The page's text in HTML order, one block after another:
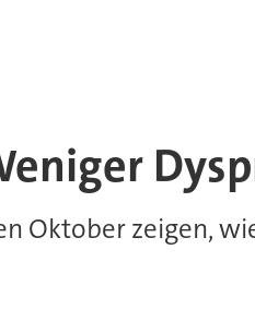
Oktober zeigen,